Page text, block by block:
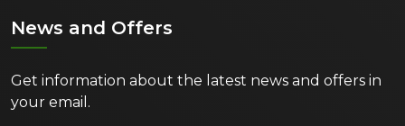
News and Offers
Get information about the latest news and offers in
your email.